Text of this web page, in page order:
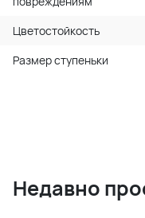
Цветостойкость
Размер ступеньки
Недавно